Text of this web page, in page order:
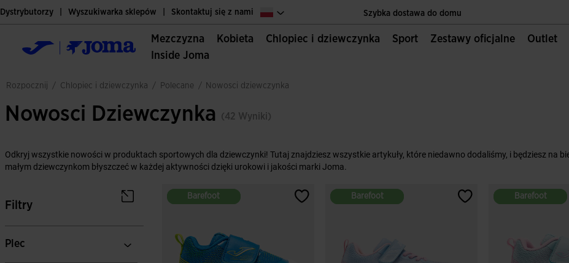
Szybka dostawa do domu
Jedyna oficjalna strona internetowa JOMA SPORT
Dystrybutorzy Wyszukiwarka sklepów Skontaktuj się z nami
Mezczyzna Kobieta Chlopiec i dziewczynka Sport Zestawy oficjalne
Outlet
Inside Joma
rozpocznij / chlopiec i dziewczynka / polecane / nowosci dziewczynka
Nowosci Dziewczynka (42 Wyniki)
Odkryj wszystkie nowości w produktach sportowych dla dziewczynki! Tutaj znajdziesz wszystkie artykuły, które niedawno dodaliśmy, i będziesz na
małym dziewczynkom błyszczeć w każdej aktywności dzięki urokowi i jakości marki Joma.
Filtry
Plec
Barefoot
Barefoot Barefoot
Barefoot Barefoot
Barefoot